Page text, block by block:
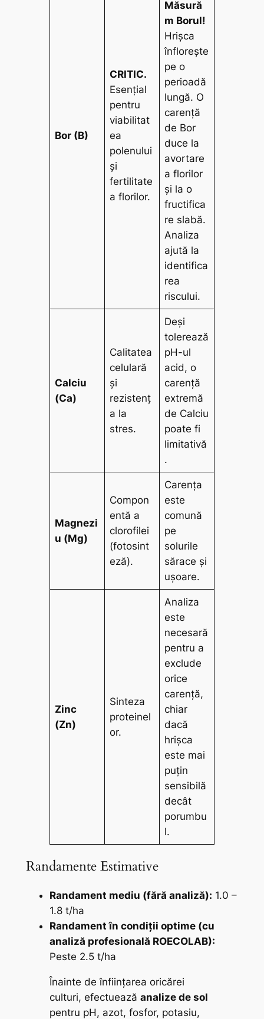
Bor (B)
CRITIC.
Esențial
pentru
viabilitat
ea
polenului
și
fertilitate
a florilor.
Măsură
m Borul!
Hrișca
înflorește
pe o
perioadă
lungă. O
carență
de Bor
duce la
avortare
a florilor
și la o
fructifica
re slabă.
Analiza
ajută la
identifica
rea
riscului.
Calciu
(Ca)
Calitatea
celulară
și
rezistenț
a la
stres.
Deși
tolerează
pH-ul
acid, o
carență
extremă
de Calciu
poate fi
limitativă
.
Magnezi
u (Mg)
Compon
entă a
clorofilei
(fotosint
eză).
Carența
este
comună
pe
solurile
sărace și
ușoare.
Zinc
(Zn)
Sinteza
proteinel
or.
Analiza
este
necesară
pentru a
exclude
orice
carență,
chiar
dacă
hrișca
este mai
puțin
sensibilă
decât
porumbu
l.
Randamente Estimative
Randament mediu (fără analiză): 1.0 –
1.8 t/ha
Randament în condiții optime (cu
analiză profesională ROECOLAB):
Peste 2.5 t/ha
Înainte de înființarea oricărei
culturi, efectuează analize de sol
pentru pH, azot, fosfor, potasiu,